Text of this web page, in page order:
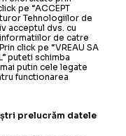
pe “ACCEPT
Tehnologiilor de
acceptul dvs. cu
de catre
click pe “VREAU SA
puteti schimba
putin cele legate
functionarea
prelucrăm datele